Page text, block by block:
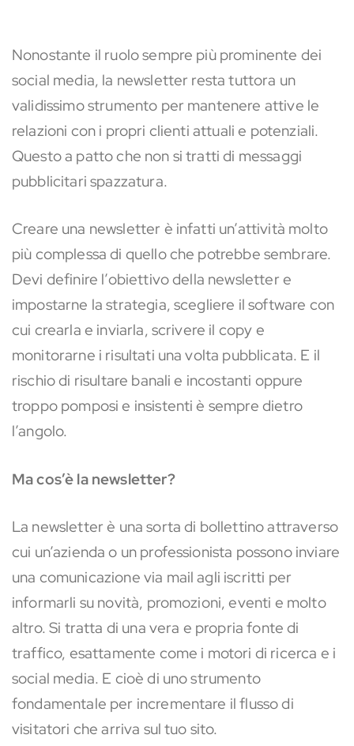
Nonostante il ruolo sempre più prominente dei
social media, la newsletter resta tuttora un
validissimo strumento per mantenere attive le
relazioni con i propri clienti attuali e potenziali.
Questo a patto che non si tratti di messaggi
pubblicitari spazzatura.
Creare una newsletter è infatti un’attività molto
più complessa di quello che potrebbe sembrare.
Devi definire l’obiettivo della newsletter e
impostarne la strategia, scegliere il software con
cui crearla e inviarla, scrivere il copy e
monitorarne i risultati una volta pubblicata. E il
rischio di risultare banali e incostanti oppure
troppo pomposi e insistenti è sempre dietro
l’angolo.
Ma cos’è la newsletter?
La newsletter è una sorta di bollettino attraverso
cui un’azienda o un professionista possono inviare
una comunicazione via mail agli iscritti per
informarli su novità, promozioni, eventi e molto
altro. Si tratta di una vera e propria fonte di
traffico, esattamente come i motori di ricerca e i
social media. E cioè di uno strumento
fondamentale per incrementare il flusso di
visitatori che arriva sul tuo sito.